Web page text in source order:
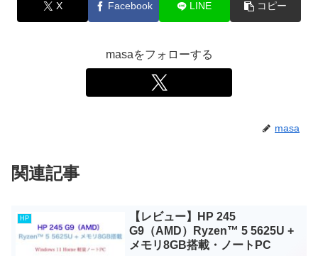
X Facebook LINE コピー
masaをフォローする
masa
関連記事
HP
【レビュー】HP 245
G9（AMD）Ryzen™ 5 5625U +
メモリ8GB搭載・ノートPC